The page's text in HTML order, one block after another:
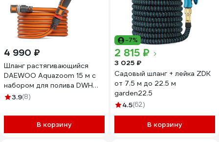
4 990 ₽
Шланг растягивающийся
DAEWOO Aquazoom 15 м с
набором для полива DWH
6102
3.9(8)
В корзину
-7%
2 815 ₽
3 025 ₽
Садовый шланг + лейка ZDK
от 7.5 м до 22.5 м
garden22.5
4.5(62)
В корзину